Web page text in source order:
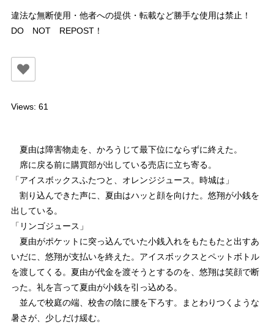
違法な無断使用・他者への提供・転載など勝手な使用は禁止！
DO NOT REPOST！
Views: 61
夏由は障害物走を、かろうじて最下位にならずに終えた。
席に戻る前に購買部が出している売店に立ち寄る。
「アイスボックスふたつと、オレンジジュース。時城は」
割り込んできた声に、夏由はハッと顔を向けた。悠翔が小銭を
出している。
「リンゴジュース」
夏由がポケットに突っ込んでいた小銭入れをもたもたと出すあ
いだに、悠翔が支払いを終えた。アイスボックスとペットボトル
を渡してくる。夏由が代金を渡そうとするのを、悠翔は笑顔で断
った。礼を言って夏由が小銭を引っ込める。
並んで校庭の端、校舎の陰に腰を下ろす。まとわりつくような
暑さが、少しだけ緩む。